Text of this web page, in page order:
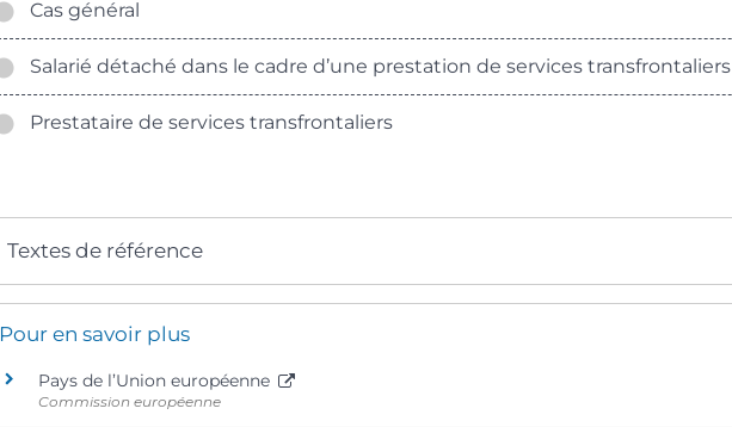
Cas général
Salarié détaché dans le cadre d’une prestation de services transfrontaliers
Prestataire de services transfrontaliers
Textes de référence
Pour en savoir plus
Pays de l’Union européenne
Commission européenne